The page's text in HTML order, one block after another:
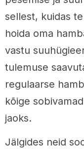
sellest, kuidas
hoida oma
vastu
tulemuse
regulaarse
kõige
jaoks.
Jälgides neid